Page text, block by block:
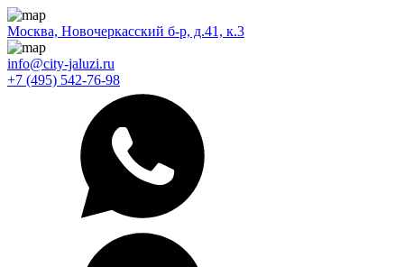
Москва, Новочеркасский б-р, д.41, к.3
info@city-jaluzi.ru
+7 (495) 542-76-98